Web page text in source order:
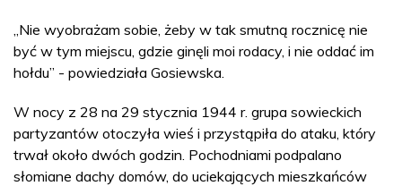
„Nie wyobrażam sobie, żeby w tak smutną rocznicę nie
być w tym miejscu, gdzie ginęli moi rodacy, i nie oddać im
hołdu” - powiedziała Gosiewska.
W nocy z 28 na 29 stycznia 1944 r. grupa sowieckich
partyzantów otoczyła wieś i przystąpiła do ataku, który
trwał około dwóch godzin. Pochodniami podpalano
słomiane dachy domów, do uciekających mieszkańców